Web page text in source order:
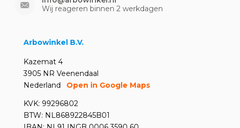
Wij reageren binnen 2 werkdagen
Arbowinkel B.V.
Kazemat 4
3905 NR Veenendaal
Nederland
Open in Google Maps
KVK: 99296802
BTW: NL868922845B01